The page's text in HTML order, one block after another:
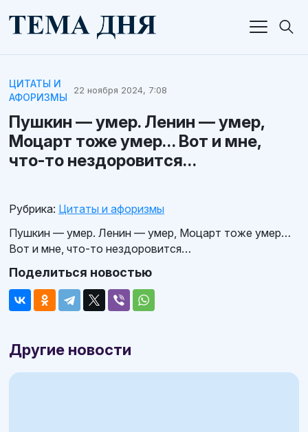
ЦИТАТЫ И
АФОРИЗМЫ
22 ноября 2024, 7:08
Пушкин — умер. Ленин — умер,
Моцарт тоже умер… Вот и мне,
что-то нездоровится…
Рубрика: Цитаты и афоризмы
Пушкин — умер. Ленин — умер, Моцарт тоже умер…
Вот и мне, что-то нездоровится…
Поделиться новостью
Другие новости